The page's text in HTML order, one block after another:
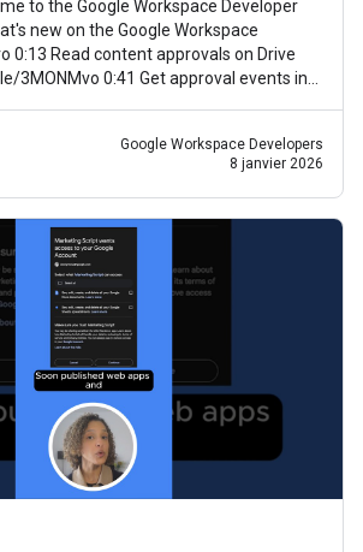
to the Google Workspace Developer
new on the Google Workspace
0:13 Read content approvals on Drive
3MONMvo 0:41 Get approval events in
Google Workspace Developers
8 janvier 2026